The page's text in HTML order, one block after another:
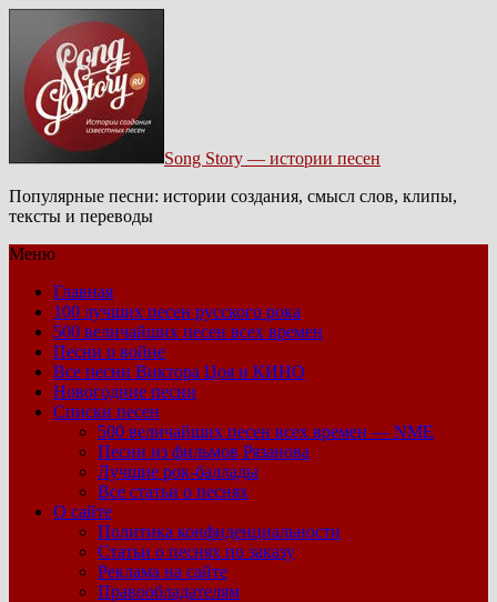
Song Story — истории песен
Популярные песни: истории создания, смысл слов, клипы,
тексты и переводы
Меню
Главная
100 лучших песен русского рока
500 величайших песен всех времен
Песни о войне
Все песни Виктора Цоя и КИНО
Новогодние песни
Списки песен
500 величайших песен всех времен — NME
Песни из фильмов Рязанова
Лучшие рок-баллады
Все статьи о песнях
О сайте
Политика конфиденциальности
Статьи о песнях по заказу
Реклама на сайте
Правообладателям